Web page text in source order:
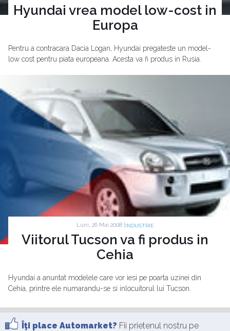
Hyundai vrea model low-cost in
Europa
Pentru a contracara Dacia Logan, Hyundai pregateste un model-
low cost pentru piata europeana. Acesta va fi produs in Rusia.
Luni, 26 Mai 2008 | INDUSTRIE
Viitorul Tucson va fi produs in
Cehia
Hyundai a anuntat modelele care vor iesi pe poarta uzinei din
Cehia, printre ele numarandu-se si inlocuitorul lui Tucson.
Îţi place Automarket? Fii prietenul nostru pe